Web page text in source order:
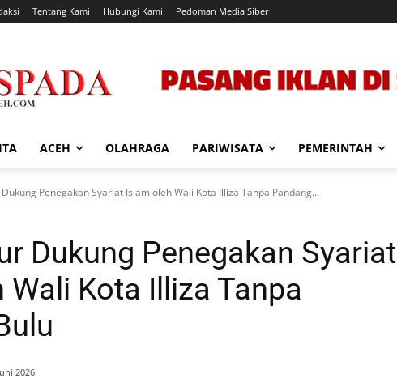
Tentang Kami Hubungi Kami Pedoman Media Siber
ACEH OLAHRAGA PARIWISATA PEMERINTAH
Penegakan Syariat Islam oleh Wali Kota Illiza Tanpa Pandang...
Dukung Penegakan Syariat
Wali Kota Illiza Tanpa
2026